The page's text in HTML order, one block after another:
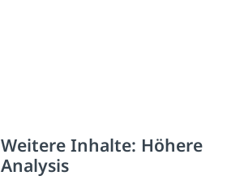
Weitere Inhalte: Höhere
Analysis